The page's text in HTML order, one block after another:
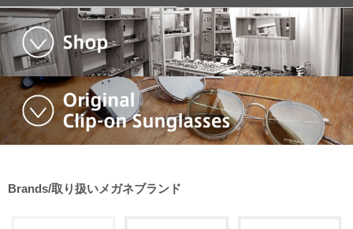
Brands/取り扱いメガネブランド